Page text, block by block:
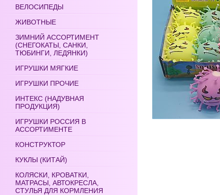
ВЕЛОСИПЕДЫ
ЖИВОТНЫЕ
ЗИМНИЙ АССОРТИМЕНТ
(СНЕГОКАТЫ, САНКИ,
ТЮБИНГИ, ЛЕДЯНКИ)
ИГРУШКИ МЯГКИЕ
ИГРУШКИ ПРОЧИЕ
ИНТЕКС (НАДУВНАЯ
ПРОДУКЦИЯ)
ИГРУШКИ РОССИЯ В
АССОРТИМЕНТЕ
КОНСТРУКТОР
КУКЛЫ (КИТАЙ)
КОЛЯСКИ, КРОВАТКИ,
МАТРАСЫ, АВТОКРЕСЛА,
СТУЛЬЯ ДЛЯ КОРМЛЕНИЯ